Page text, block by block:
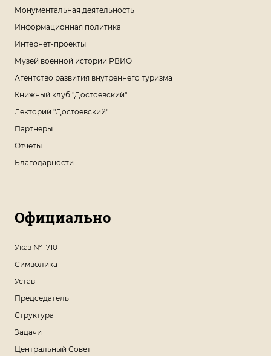
Монументальная деятельность
Информационная политика
Интернет-проекты
Музей военной истории РВИО
Агентство развития внутреннего туризма
Книжный клуб "Достоевский"
Лекторий "Достоевский"
Партнеры
Отчеты
Благодарности
Официально
Указ № 1710
Символика
Устав
Председатель
Структура
Задачи
Центральный Совет